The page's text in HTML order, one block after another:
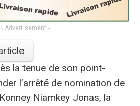
- Advertisement -
la tenue de son point-
l’arrêté de nomination de
Niamkey Jonas, la